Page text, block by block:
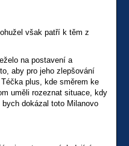
však patří k těm z
na postavení a
aby pro jeho zlepšování
plus, kde směrem ke
uměli rozeznat situace, kdy
dokázal toto Milanovo